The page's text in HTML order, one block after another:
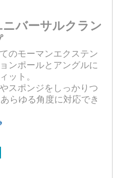
ニバーサルクラン
のモーマンエクステン
ンポールとアングルに
ット。
スポンジをしっかりつ
らゆる角度に対応でき